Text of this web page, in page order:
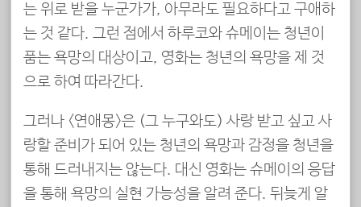
는 위로 받을 누군가가, 아무라도 필요하다고 구애하
는 것 같다. 그런 점에서 하루코와 슈메이는 청년이
품는 욕망의 대상이고, 영화는 청년의 욕망을 제 것
으로 하여 따라간다.
그러나 <연애몽>은 (그 누구와도) 사랑 받고 싶고 사
랑할 준비가 되어 있는 청년의 욕망과 감정을 청년을
통해 드러내지는 않는다. 대신 영화는 슈메이의 응답
을 통해 욕망의 실현 가능성을 알려 준다. 뒤늦게 알